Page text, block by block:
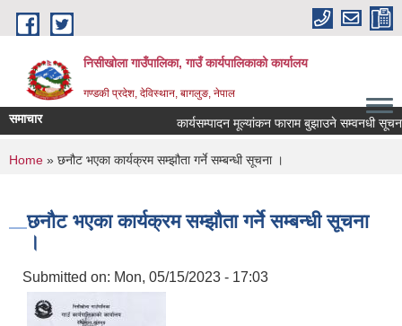
Skip to main content
निसीखोला गाउँपालिका, गाउँ कार्यपालिकाको कार्यालय
गण्डकी प्रदेश, देविस्थान, बागलुङ, नेपाल
समाचार कार्यसम्पादन मूल्यांकन फाराम बुझाउने सम्वनधी
You are here
Home » छनौट भएका कार्यक्रम सम्झौता गर्ने सम्बन्धी सूचना ।
छनौट भएका कार्यक्रम सम्झौता गर्ने सम्बन्धी सूचना
।
Submitted on: Mon, 05/15/2023 - 17:03